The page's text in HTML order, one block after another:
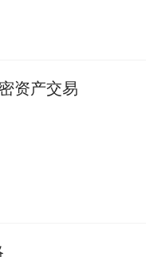
资产交易